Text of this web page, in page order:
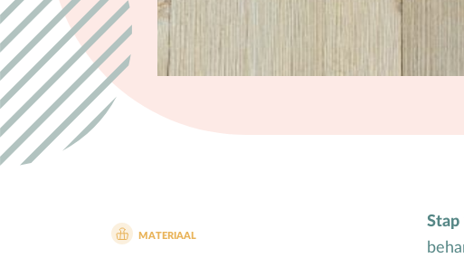
Groepsdruk
Grootouders
H
Hemelvaartsdag
Hervormingsdag
Stap
MATERIAAL